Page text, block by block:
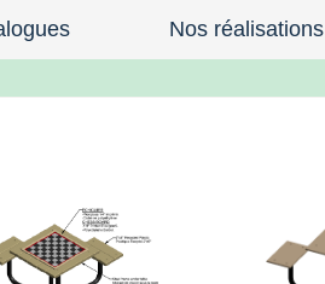
Nos réalisations